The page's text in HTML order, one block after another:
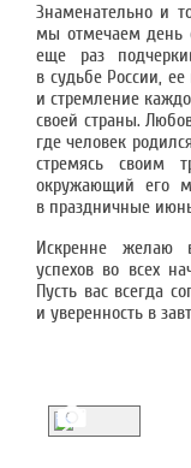
Знаменательно и
мы отмечаем день
еще раз
в судьбе России,
и стремление
своей страны.
где человек
стремясь своим
окружающий его
в праздничные
Искренне желаю
успехов во всех
Пусть вас всегда
и уверенность в